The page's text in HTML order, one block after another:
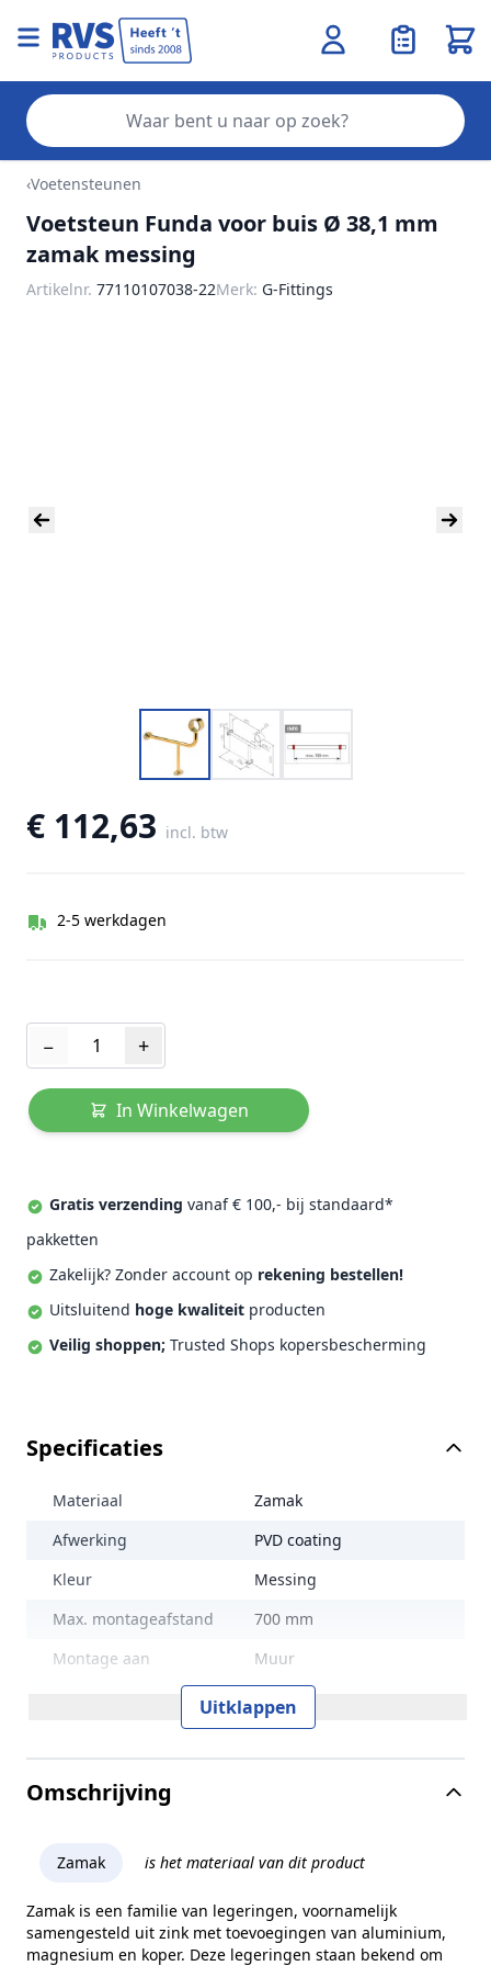
‹Voetensteunen
Voetsteun Funda voor buis Ø 38,1 mm
zamak messing
Artikelnr. 77110107038-22Merk: G-Fittings
€ 112,63 incl. btw
2-5 werkdagen
− +
In Winkelwagen
Gratis verzending vanaf € 100,- bij standaard*
pakketten
Zakelijk? Zonder account op rekening bestellen!
Uitsluitend hoge kwaliteit producten
Veilig shoppen; Trusted Shops kopersbescherming
Specificaties
Materiaal
Zamak
Afwerking
PVD coating
Kleur
Messing
Max. montageafstand
700 mm
Montage aan
Muur
Merk
G-Fittings
Uitklappen
Omschrijving
Zamak is het materiaal van dit product
Zamak is een familie van legeringen, voornamelijk
samengesteld uit zink met toevoegingen van aluminium,
magnesium en koper. Deze legeringen staan bekend om